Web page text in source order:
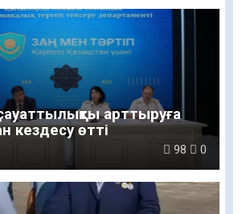
арттыруға
кездесу өтті
98 0